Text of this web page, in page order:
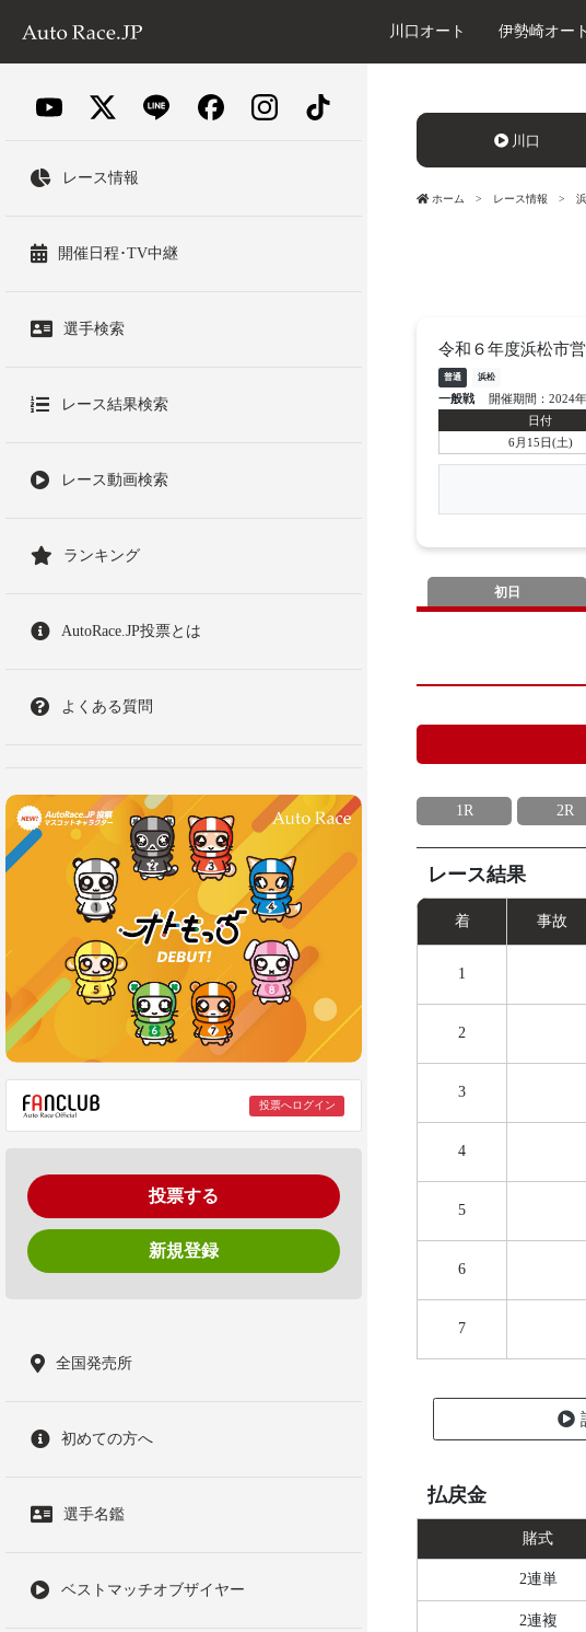
川口オート 伊勢崎オート
レース情報
開催日程･TV中継
選手検索
レース結果検索
レース動画検索
ランキング
AutoRace.JP投票とは
よくある質問
投票へログイン
投票する
新規登録
全国発売所
初めての方へ
選手名鑑
ベストマッチオブザイヤー
川口
ホーム レース情報
令和６年度浜松市
普通 浜松
一般戦
開催期間：2024
日付
6月15日(土)
初日
1R 2R
レース結果
着 事故
1
2
3
4
5
6
7
払戻金
賭式
2連単
2連複